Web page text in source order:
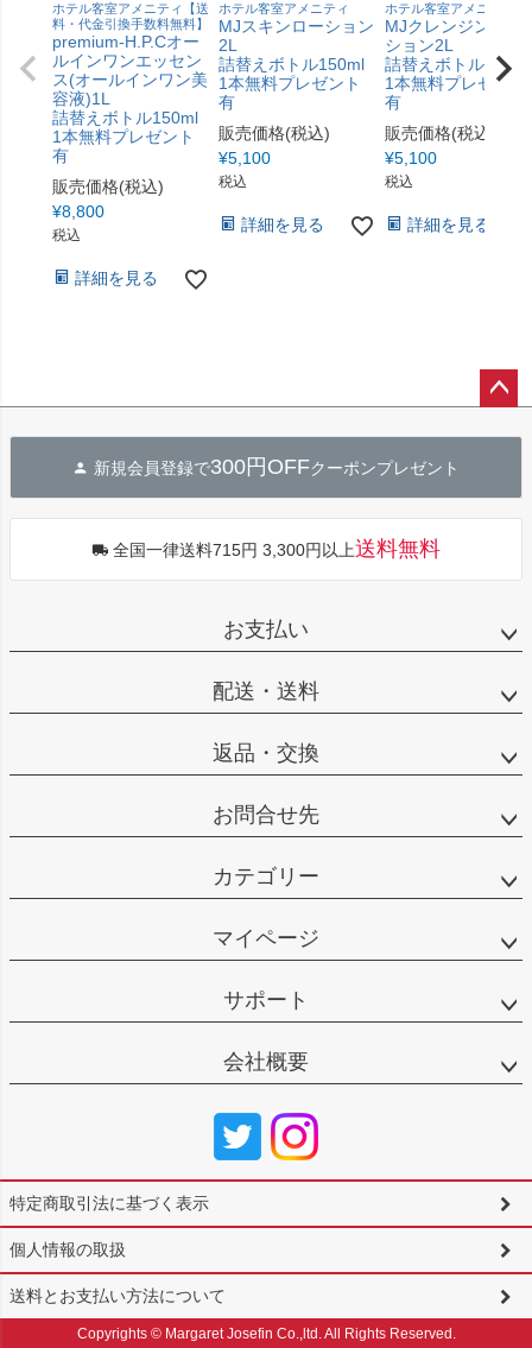
ホテル客室アメニティ【送
料・代金引換手数料無料】
premium-H.P.Cオー
ルインワンエッセン
ス(オールインワン美
容液)1L
詰替えボトル150ml
1本無料プレゼント
有
販売価格(税込)
¥8,800
税込
詳細を見る
ホテル客室アメニティ
MJスキンローション
2L
詰替えボトル150ml
1本無料プレゼント
有
販売価格(税込)
¥5,100
税込
詳細を見る
ホテル客室アメニティ
MJクレンジングロ
ション2L
詰替えボトル150ml
1本無料プレゼント
有
販売価格(税込)
¥5,100
税込
詳細を見る
へ
新規会員登録で300円OFFクーポンプレゼント
全国一律送料715円 3,300円以上送料無料
お支払い
配送・送料
返品・交換
お問合せ先
カテゴリー
マイページ
サポート
会社概要
特定商取引法に基づく表示
個人情報の取扱
送料とお支払い方法について
Copyrights © Margaret Josefin Co.,ltd. All Rights Reserved.